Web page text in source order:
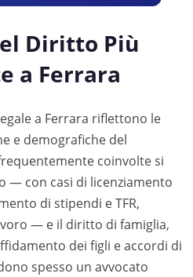
Diritto Più
a Ferrara
a Ferrara riflettono le
e demografiche del
coinvolte si
— con casi di licenziamento
di stipendi e TFR,
— e il diritto di famiglia,
dei figli e accordi di
spesso un avvocato